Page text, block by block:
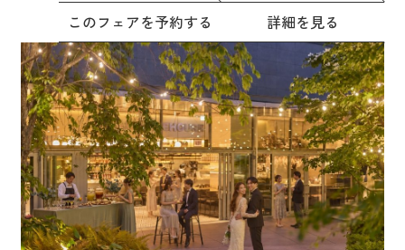
このフェアを予約する 詳細を見る